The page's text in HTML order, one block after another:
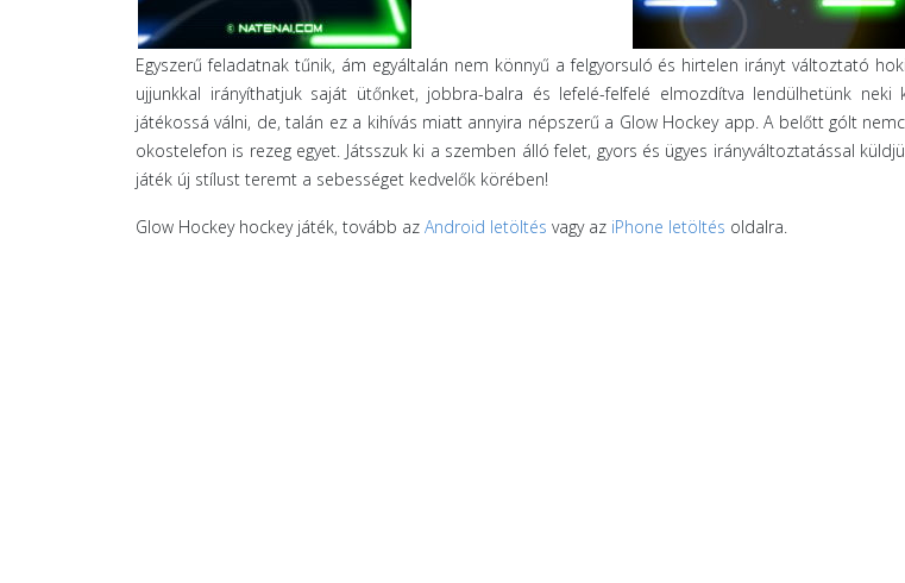
Egyszerű feladatnak tűnik, ám egyáltalán nem könnyű a felgyorsuló és hirtelen irányt változtató
ujjunkkal irányíthatjuk saját ütőnket, jobbra-balra és lefelé-felfelé elmozdítva lendülhetünk neki
játékossá válni, de, talán ez a kihívás miatt annyira népszerű a Glow Hockey app. A belőtt gólt
okostelefon is rezeg egyet. Játsszuk ki a szemben álló felet, gyors és ügyes irányváltoztatással
játék új stílust teremt a sebességet kedvelők körében!
Glow Hockey hockey játék, tovább az Android letöltés vagy az iPhone letöltés oldalra.